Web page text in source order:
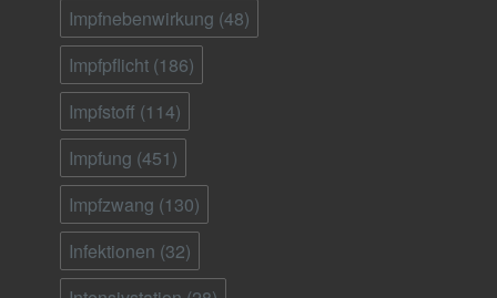
Impfnebenwirkung (48)
Impfpflicht (186)
Impfstoff (114)
Impfung (451)
Impfzwang (130)
Infektionen (32)